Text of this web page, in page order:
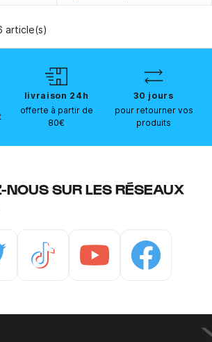
article(s)
livraison 24h
offerte à partir de
80€
30 jours
pour retourner vos
produits
NOUS SUR LES RÉSEAUX